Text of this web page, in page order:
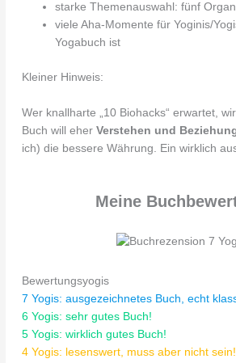
starke Themenauswahl: fünf
viele Aha-Momente für Yoginis/
Yogabuch ist
Kleiner Hinweis:
Wer knallharte „10 Biohacks“ erwartet,
Buch will eherVerstehen und
ich) die bessere Währung. Ein wirklich
Meine
Bewertungsyogis
7 Yogis: ausgezeichnetes Buch, echt
6 Yogis: sehr gutes Buch!
5 Yogis: wirklich gutes Buch!
4 Yogis: lesenswert, muss aber nicht sein!